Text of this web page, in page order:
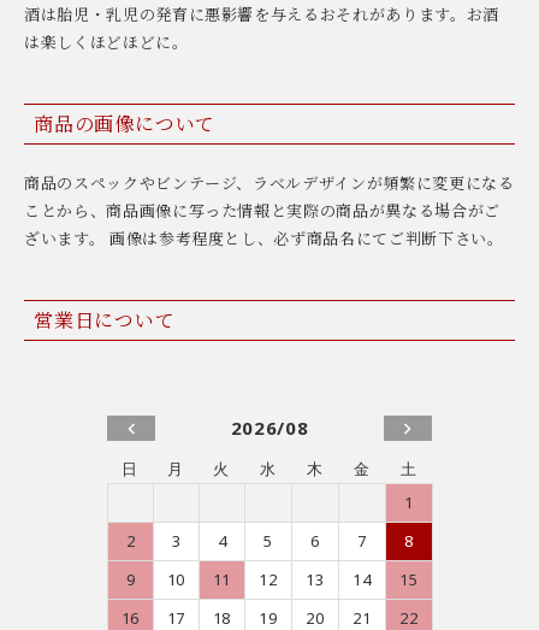
酒は胎児・乳児の発育に悪影響を与えるおそれがあります。お酒
は楽しくほどほどに。
商品の画像について
商品のスペックやビンテージ、ラベルデザインが頻繁に変更になる
ことから、商品画像に写った情報と実際の商品が異なる場合がご
ざいます。 画像は参考程度とし、必ず商品名にてご判断下さい。
営業日について
2026/08
日 月 火 水 木 金
土
1
2
3 4 5 6 7
8
9
10 11 12 13 14
15
16
17 18 19 20 21
22